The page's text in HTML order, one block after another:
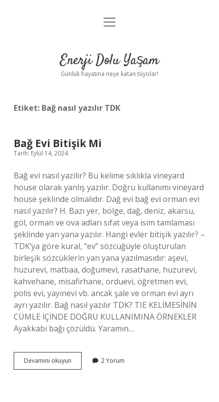
Anasayfa
Yasal Uyarı
menüyü
Enerji Dolu Yaşam
Günlük hayatına neşe katan tüyolar!
Etiket: Bağ nasıl yazılır TDK
Bağ Evi Bitişik Mi
Tarih: Eylül 14, 2024
Bağ evi nasıl yazilir? Bu kelime sıklıkla vineyard
house olarak yanlış yazılır. Doğru kullanımı vineyard
house şeklinde olmalıdır. Dağ evi bağ evi orman evi
nasıl yazılır? H. Bazı yer, bölge, dağ, deniz, akarsu,
göl, orman ve ova adları sıfat veya isim tamlaması
şeklinde yan yana yazılır. Hangi evler bitişik yazılır? –
TDK’ya göre kural, “ev” sözcüğüyle oluşturulan
birleşik sözcüklerin yan yana yazılmasıdır: aşevi,
huzurevi, matbaa, doğumevi, rasathane, huzurevi,
kahvehane, misafirhane, orduevi, öğretmen evi,
polis evi, yayınevi vb. ancak şale ve orman evi ayrı
ayrı yazılır. Bağ nasıl yazılır TDK? TIE KELİMESİNİN
CÜMLE İÇİNDE DOĞRU KULLANIMINA ÖRNEKLER
Ayakkabı bağı çözüldü. Yaramın…
Devamını okuyun
Evi
2 Yorum